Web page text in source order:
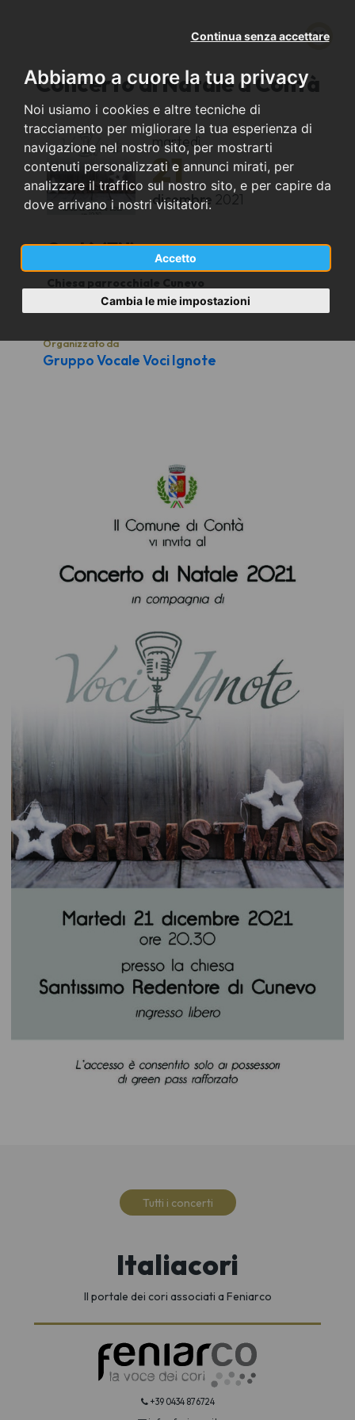
Abbiamo a cuore la tua privacy
Noi usiamo i cookies e altre tecniche di
tracciamento per migliorare la tua esperienza di
navigazione nel nostro sito, per mostrarti
contenuti personalizzati e annunci mirati, per
analizzare il traffico sul nostro sito, e per capire da
dove arrivano i nostri visitatori.
Accetto
Continua senza accettare
Cambia le mie impostazioni
Concerto di Natale a Contà
martedì
21
dicembre 2021
Contà (TN)
Chiesa parrocchiale Cunevo
Organizzato da
Gruppo Vocale Voci Ignote
Tutti i concerti
Italiacori
Il portale dei cori associati a Feniarco
+39 0434 876724